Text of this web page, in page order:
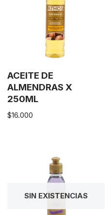
ACEITE DE
ALMENDRAS X
250ML
$16.000
SIN EXISTENCIAS